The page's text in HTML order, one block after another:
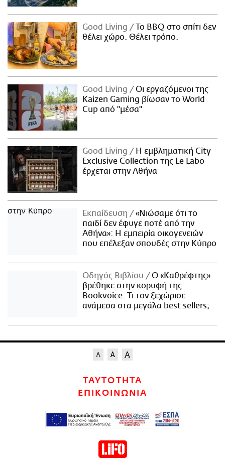
Good Living
Το BBQ στο σπίτι δεν
θέλει χώρο. Θέλει τρόπο.
Good Living
Οι εργαζόμενοι της
Kaizen Gaming βίωσαν το World
Cup από "μέσα"
Good Living
Η εμβληματική City
Exclusive Collection της Le Labo
έρχεται στην Αθήνα
Εκπαίδευση
«Νιώσαμε ότι το
παιδί δεν έφυγε ποτέ από την
Αθήνα»: Η εμπειρία οικογενειών
που επέλεξαν σπουδές στην Κύπρο
Οδηγός Βιβλίου
Ο «Καθρέφτης»
βρέθηκε στην κορυφή της
Bookvoice. Τι τον ξεχώρισε
ανάμεσα στα μεγάλα best sellers;
ΤΑΥΤΟΤΗΤΑ
ΕΠΙΚΟΙΝΩΝΙΑ